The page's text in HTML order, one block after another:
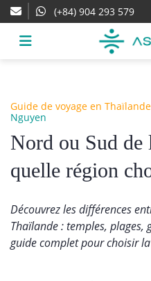
(+84) 904 293 579
Guide de voyage en Thaïlande
Nguyen
Nord ou Sud de
quelle région
Découvrez les différences
Thaïlande : temples, plages,
guide complet pour choisir